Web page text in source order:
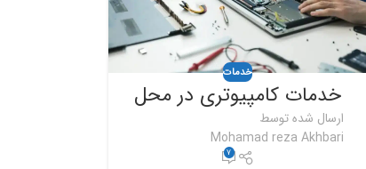
خدمات
خدمات کامپیوتری در محل
ارسال شده توسط
Mohamad reza Akhbari
7